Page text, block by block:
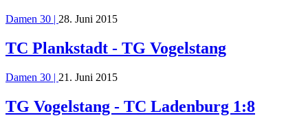
Damen 30 | 28. Juni 2015
TC Plankstadt - TG Vogelstang
Damen 30 | 21. Juni 2015
TG Vogelstang - TC Ladenburg 1:8